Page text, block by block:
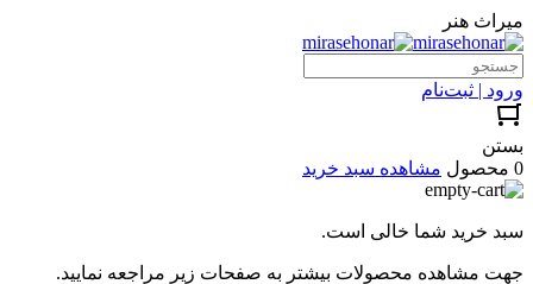
میراث هنر
ورود | ثبت‌نام
بستن
0 محصول
مشاهده سبد خرید
سبد خرید شما خالی است.
جهت مشاهده محصولات بیشتر به صفحات زیر مراجعه نمایید.